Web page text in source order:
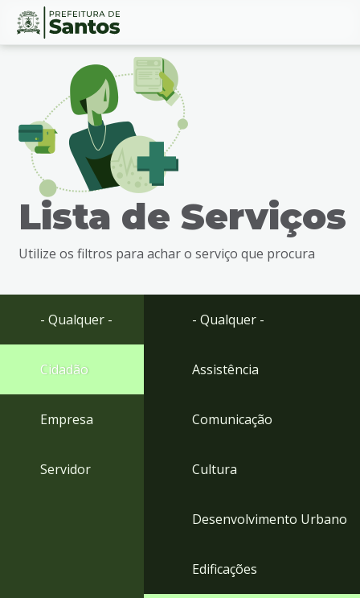
Ir
busca
Ir
rodapé
Conteúdo
Lista de Serviços
Utilize os filtros para achar o serviço que procura
- Qualquer -
Cidadão
Empresa
Servidor
- Qualquer -
Assistência
Comunicação
Cultura
Desenvolvimento Urbano
Edificações